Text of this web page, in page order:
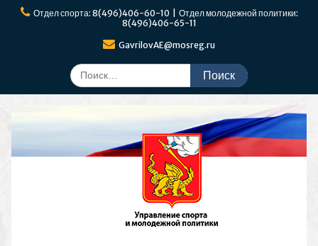
ПерейтиОтдел спорта: 8(496)406-60-10 | Отдел молодежной политики:
8(496)406-65-11
GavrilovAE@mosreg.ru
Поиск
по: